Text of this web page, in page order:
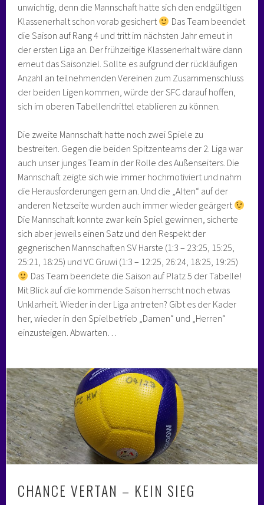
unwichtig, denn die Mannschaft hatte sich den endgültigen
Klassenerhalt schon vorab gesichert
Das Team beendet
die Saison auf Rang 4 und tritt im nächsten Jahr erneut in
der ersten Liga an. Der frühzeitige Klassenerhalt wäre dann
erneut das Saisonziel. Sollte es aufgrund der rückläufigen
Anzahl an teilnehmenden Vereinen zum Zusammenschluss
der beiden Ligen kommen, würde der SFC darauf hoffen,
sich im oberen Tabellendrittel etablieren zu können.
Die zweite Mannschaft hatte noch zwei Spiele zu
bestreiten. Gegen die beiden Spitzenteams der 2. Liga war
auch unser junges Team in der Rolle des Außenseiters. Die
Mannschaft zeigte sich wie immer hochmotiviert und nahm
die Herausforderungen gern an. Und die „Alten“ auf der
anderen Netzseite wurden auch immer wieder geärgert
Die Mannschaft konnte zwar kein Spiel gewinnen, sicherte
sich aber jeweils einen Satz und den Respekt der
gegnerischen Mannschaften SV Harste (1:3 – 23:25, 15:25,
25:21, 18:25) und VC Gruwi (1:3 – 12:25, 26:24, 18:25, 19:25)
Das Team beendete die Saison auf Platz 5 der Tabelle!
Mit Blick auf die kommende Saison herrscht noch etwas
Unklarheit. Wieder in der Liga antreten? Gibt es der Kader
her, wieder in den Spielbetrieb „Damen“ und „Herren“
einzusteigen. Abwarten…
CHANCE VERTAN – KEIN SIEG